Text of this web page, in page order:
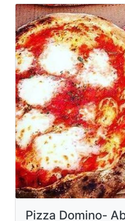
Pizza Domino-